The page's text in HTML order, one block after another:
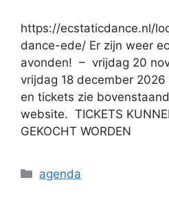
https://ecstaticdance.nl/
dance-ede/ Er zijn weer
avonden! – vrijdag 20
vrijdag 18 december
en tickets zie
website. TICKETS
GEKOCHT WORDEN
agenda